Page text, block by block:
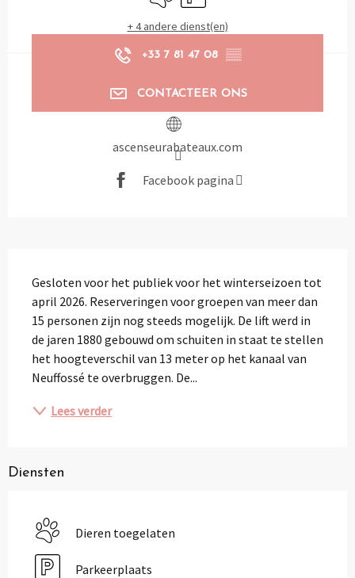
+ 4 andere dienst(en)
+33 7 81 47 08 ▒▒
CONTACTEER ONS
ascenseurabateaux.com
Facebook pagina
Gesloten voor het publiek voor het winterseizoen tot
april 2026. Reserveringen voor groepen van meer dan
15 personen zijn nog steeds mogelijk. De lift werd in
de jaren 1880 gebouwd om schuiten in staat te stellen
het hoogteverschil van 13 meter op het kanaal van
Neuffossé te overbruggen. De...
Lees verder
Diensten
Dieren toegelaten
Parkeerplaats